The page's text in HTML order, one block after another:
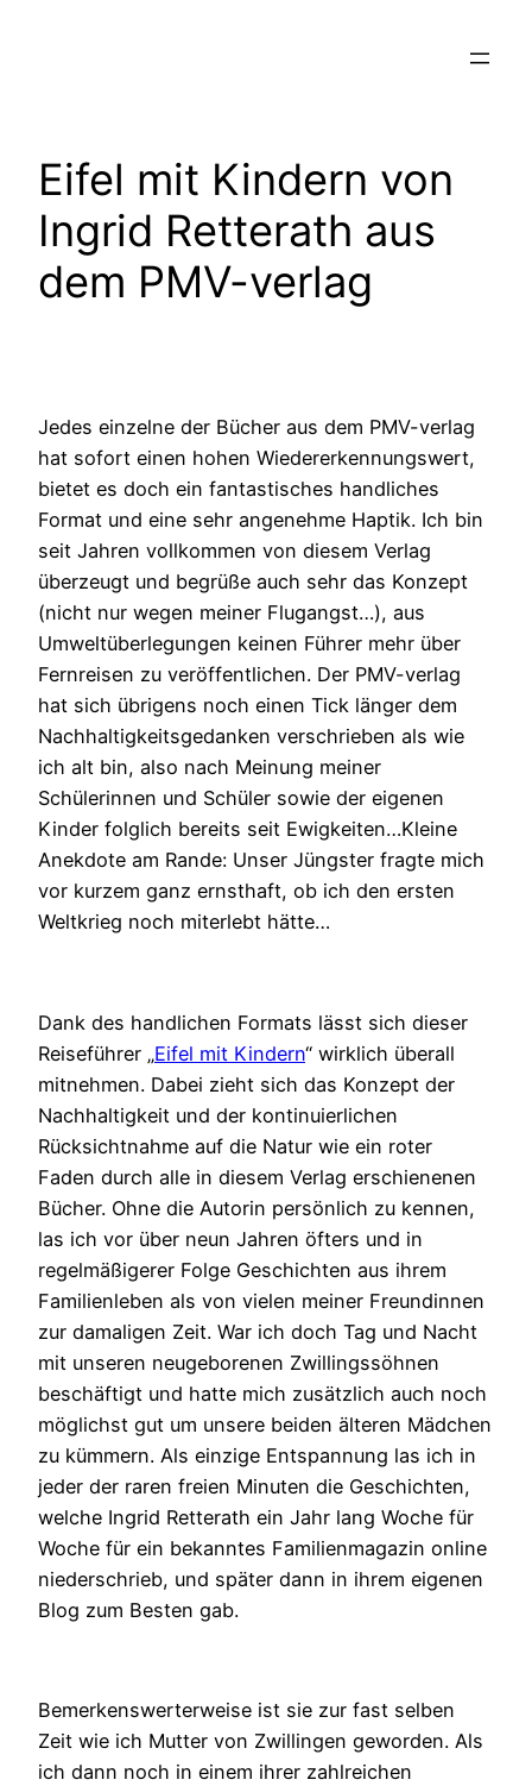
Eifel mit Kindern von
Ingrid Retterath aus
dem PMV-verlag
Jedes einzelne der Bücher aus dem PMV-verlag
hat sofort einen hohen Wiedererkennungswert,
bietet es doch ein fantastisches handliches
Format und eine sehr angenehme Haptik. Ich bin
seit Jahren vollkommen von diesem Verlag
überzeugt und begrüße auch sehr das Konzept
(nicht nur wegen meiner Flugangst…), aus
Umweltüberlegungen keinen Führer mehr über
Fernreisen zu veröffentlichen. Der PMV-verlag
hat sich übrigens noch einen Tick länger dem
Nachhaltigkeitsgedanken verschrieben als wie
ich alt bin, also nach Meinung meiner
Schülerinnen und Schüler sowie der eigenen
Kinder folglich bereits seit Ewigkeiten…Kleine
Anekdote am Rande: Unser Jüngster fragte mich
vor kurzem ganz ernsthaft, ob ich den ersten
Weltkrieg noch miterlebt hätte…
Dank des handlichen Formats lässt sich dieser
Reiseführer „Eifel mit Kindern“ wirklich überall
mitnehmen. Dabei zieht sich das Konzept der
Nachhaltigkeit und der kontinuierlichen
Rücksichtnahme auf die Natur wie ein roter
Faden durch alle in diesem Verlag erschienenen
Bücher. Ohne die Autorin persönlich zu kennen,
las ich vor über neun Jahren öfters und in
regelmäßigerer Folge Geschichten aus ihrem
Familienleben als von vielen meiner Freundinnen
zur damaligen Zeit. War ich doch Tag und Nacht
mit unseren neugeborenen Zwillingssöhnen
beschäftigt und hatte mich zusätzlich auch noch
möglichst gut um unsere beiden älteren Mädchen
zu kümmern. Als einzige Entspannung las ich in
jeder der raren freien Minuten die Geschichten,
welche Ingrid Retterath ein Jahr lang Woche für
Woche für ein bekanntes Familienmagazin online
niederschrieb, und später dann in ihrem eigenen
Blog zum Besten gab.
Bemerkenswerterweise ist sie zur fast selben
Zeit wie ich Mutter von Zwillingen geworden. Als
ich dann noch in einem ihrer zahlreichen